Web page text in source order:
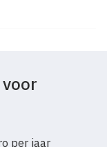
per jaar